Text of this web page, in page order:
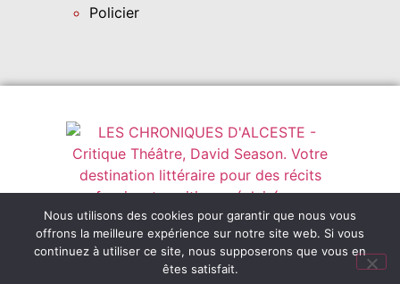
Policier
Instagram
leschroniquesdalceste@outlook.fr
Abonnez-vous
Nous utilisons des cookies pour garantir que nous vous
offrons la meilleure expérience sur notre site web. Si vous
continuez à utiliser ce site, nous supposerons que vous en
êtes satisfait.